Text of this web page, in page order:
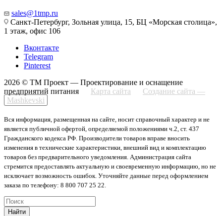
sales@1tmp.ru
Санкт-Петербург, Зольная улица, 15, БЦ «Морская столица»,
1 этаж, офис 106
Вконтакте
Telegram
Pinterest
2026 © ТМ Проект — Проектирование и оснащение
предприятий питания
Карта сайта
Создание сайта —
Mashkevski
Вся информация, размещенная на сайте, носит справочный характер и не
является публичной офертой, определяемой положениями ч.2, ст. 437
Гражданского кодекса РФ. Производители товаров вправе вносить
изменения в технические характеристики, внешний вид и комплектацию
товаров без предварительного уведомления. Администрация сайта
стремится предоставлять актуальную и своевременную информацию, но не
исключает возможность ошибок. Уточняйте данные перед оформлением
заказа по телефону: 8 800 707 25 22.
Найти